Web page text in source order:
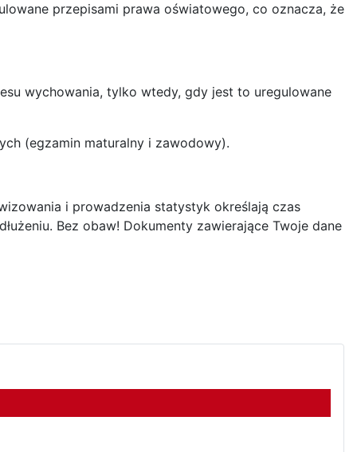
przepisami prawa oświatowego, co oznacza, że
wychowania, tylko wtedy, gdy jest to uregulowane
(egzamin maturalny i zawodowy).
i prowadzenia statystyk określają czas
Bez obaw! Dokumenty zawierające Twoje dane